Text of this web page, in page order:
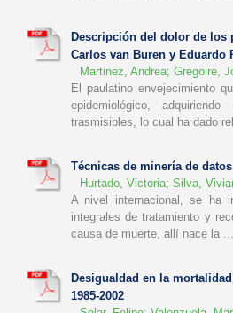
Descripción del dolor de los
Carlos van Buren y Eduardo
Martinez, Andrea; Gregoire,
El paulatino envejecimiento
epidemiológico,
trasmisibles, lo cual ha dado
Técnicas de minería de
Hurtado, Victoria; Silva,
A nivel internacional, se ha
integrales de tratamiento y
causa de muerte, allí nace la ...
Desigualdad en la
1985-2002